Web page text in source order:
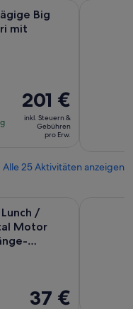
Big
mit
Der
Preis
beträgt
201 €
Erw.
201 €
inkl. Steuern &
Gebühren
pro Erw.
Alle 25 Aktivitäten anzeigen
/
Motor
Der
37 €
Coastal Motor Cruise